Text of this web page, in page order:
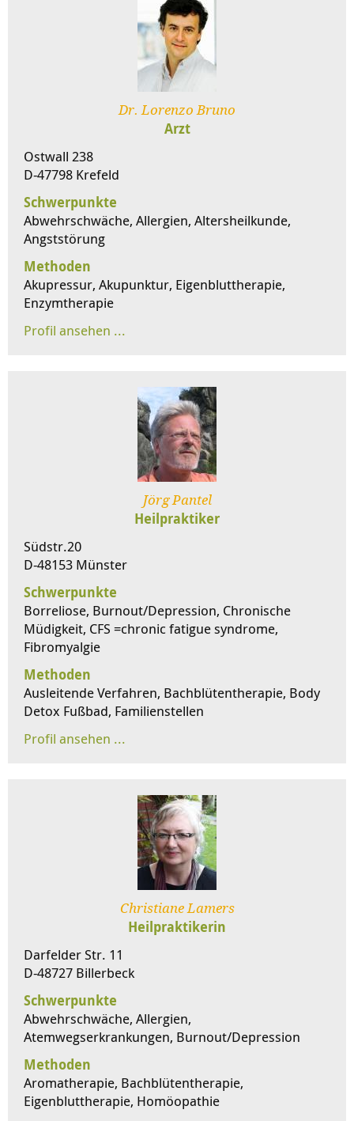
Dr. Lorenzo Bruno
Arzt
Ostwall 238
D-47798 Krefeld
Schwerpunkte
Abwehrschwäche, Allergien, Altersheilkunde,
Angststörung
Methoden
Akupressur, Akupunktur, Eigenbluttherapie,
Enzymtherapie
Jörg Pantel
Heilpraktiker
Südstr.20
D-48153 Münster
Schwerpunkte
Borreliose, Burnout/Depression, Chronische
Müdigkeit, CFS =chronic fatigue syndrome,
Fibromyalgie
Methoden
Ausleitende Verfahren, Bachblütentherapie, Body
Detox Fußbad, Familienstellen
Christiane Lamers
Heilpraktikerin
Darfelder Str. 11
D-48727 Billerbeck
Schwerpunkte
Abwehrschwäche, Allergien,
Atemwegserkrankungen, Burnout/Depression
Methoden
Aromatherapie, Bachblütentherapie,
Eigenbluttherapie, Homöopathie